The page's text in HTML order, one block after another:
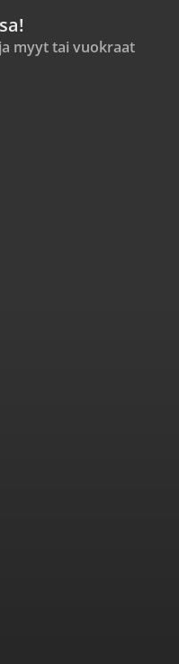
myyt tai vuokraat